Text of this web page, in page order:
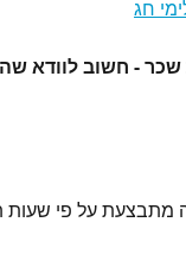
חג
- חשוב לוודא
מתבצעת על פי שעות